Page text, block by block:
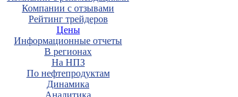
Компании с отзывами
Рейтинг трейдеров
Цены
Информационные отчеты
В регионах
На НПЗ
По нефтепродуктам
Динамика
Аналитика